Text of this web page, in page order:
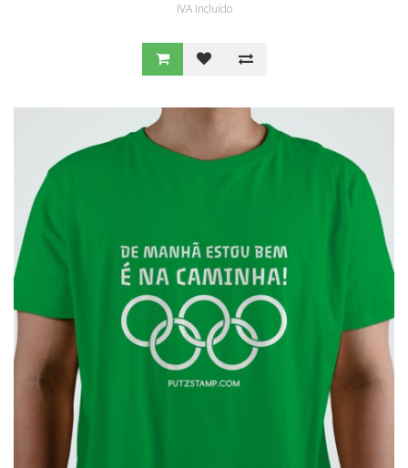
IVA Incluído